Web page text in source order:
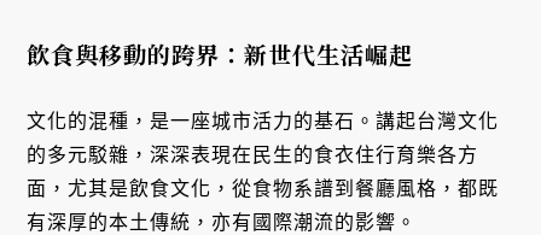
飲食與移動的跨界：新世代生活崛起
文化的混種，是一座城市活力的基石。講起台灣文化
的多元駁雜，深深表現在民生的食衣住行育樂各方
面，尤其是飲食文化，從食物系譜到餐廳風格，都既
有深厚的本土傳統，亦有國際潮流的影響。